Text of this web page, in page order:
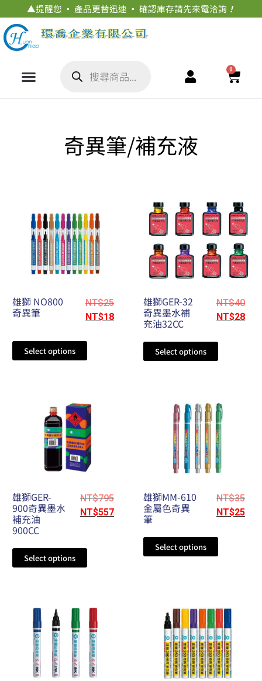
▲提醒您 · 產品更替迅速 · 確認庫存請先來電洽詢 ！
0
奇異筆/補充液
雄獅 NO800
奇異筆
NT$25
NT$18
Select options
雄獅GER-32
奇異墨水補
充油32CC
NT$40
NT$28
Select options
雄獅GER-
900奇異墨水
補充油
900CC
NT$795
NT$557
Select options
雄獅MM-610
金屬色奇異
筆
NT$35
NT$25
Select options